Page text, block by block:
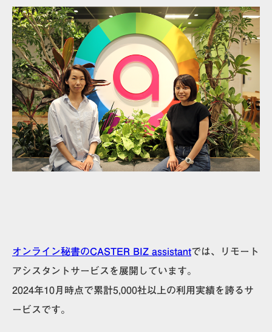
オンライン秘書のCASTER BIZ assistantでは、リモート
アシスタントサービスを展開しています。
2024年10月時点で累計5,000社以上の利用実績を誇るサ
ービスです。